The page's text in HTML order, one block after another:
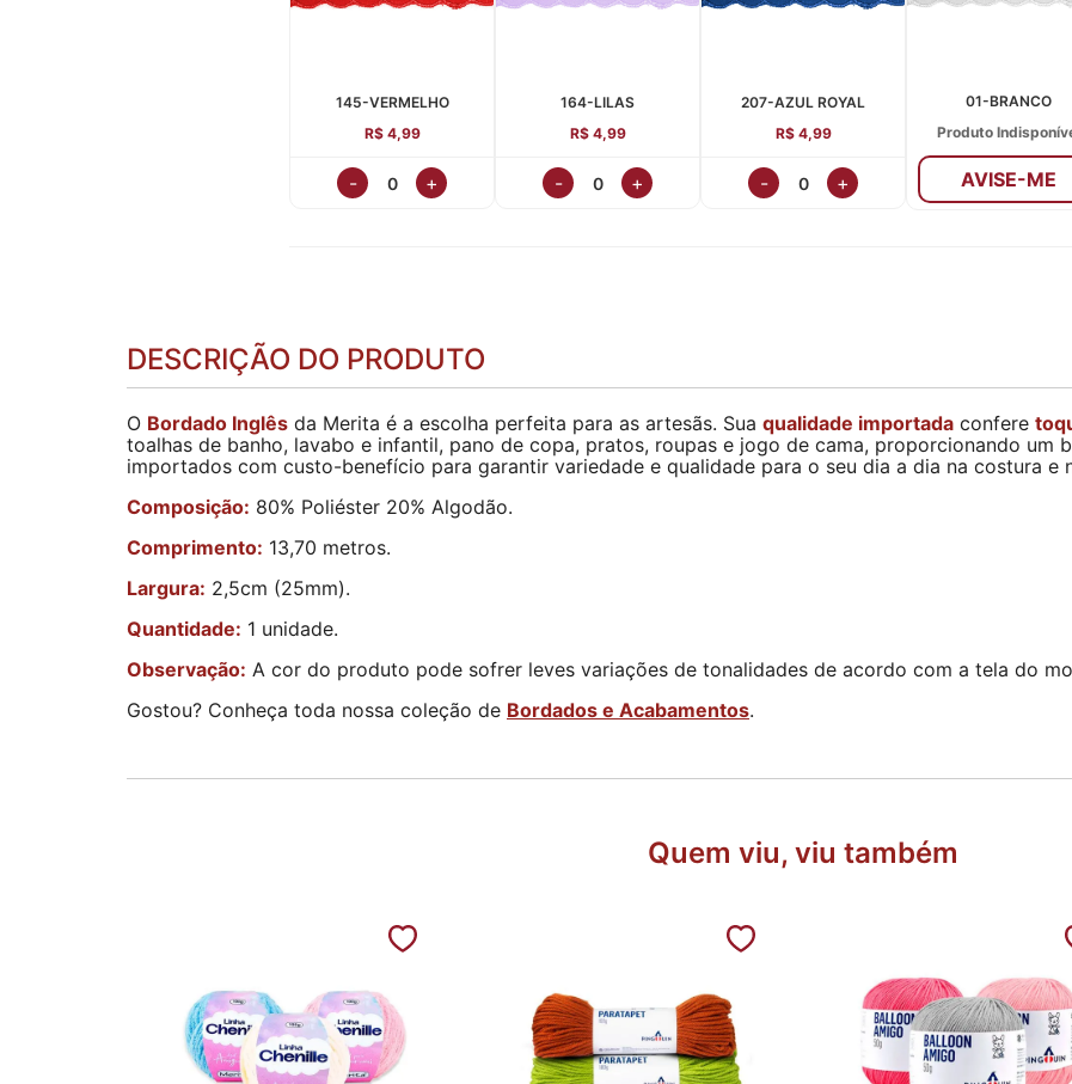
145-VERMELHO
R$ 4,99
- +
164-LILAS
R$ 4,99
- +
207-AZUL ROYAL
R$ 4,99
- +
01-BRANCO
Produto
AVISE-ME
DESCRIÇÃO DO PRODUTO
O Bordado Inglês da Merita é a escolha perfeita para as artesãs. Sua qualidade importada confere
toalhas de banho, lavabo e infantil, pano de copa, pratos, roupas e jogo de cama, proporcionando um
importados com custo-benefício para garantir variedade e qualidade para o seu dia a dia na costura e
Composição: 80% Poliéster 20% Algodão.
Comprimento: 13,70 metros.
Largura: 2,5cm (25mm).
Quantidade: 1 unidade.
Observação: A cor do produto pode sofrer leves variações de tonalidades de acordo com a tela do
Gostou? Conheça toda nossa coleção de Bordados e Acabamentos.
Quem viu, viu também